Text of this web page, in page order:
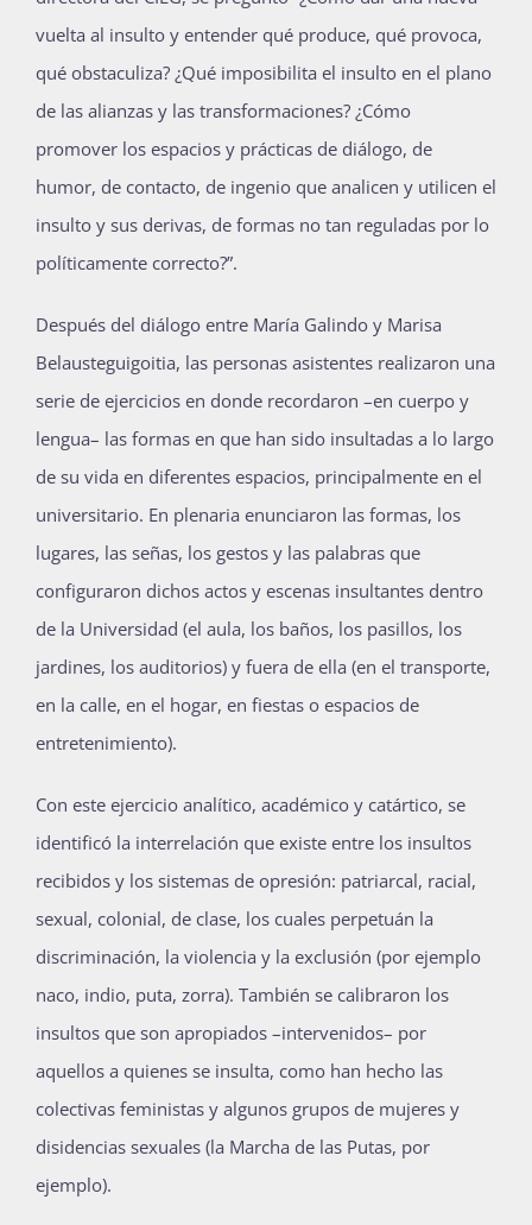
vuelta al insulto y entender qué produce, qué provoca,
qué obstaculiza? ¿Qué imposibilita el insulto en el plano
de las alianzas y las transformaciones? ¿Cómo
promover los espacios y prácticas de diálogo, de
humor, de contacto, de ingenio que analicen y utilicen el
insulto y sus derivas, de formas no tan reguladas por lo
políticamente correcto?”.
Después del diálogo entre María Galindo y Marisa
Belausteguigoitia, las personas asistentes realizaron una
serie de ejercicios en donde recordaron –en cuerpo y
lengua– las formas en que han sido insultadas a lo largo
de su vida en diferentes espacios, principalmente en el
universitario. En plenaria enunciaron las formas, los
lugares, las señas, los gestos y las palabras que
configuraron dichos actos y escenas insultantes dentro
de la Universidad (el aula, los baños, los pasillos, los
jardines, los auditorios) y fuera de ella (en el transporte,
en la calle, en el hogar, en fiestas o espacios de
entretenimiento).
Con este ejercicio analítico, académico y catártico, se
identificó la interrelación que existe entre los insultos
recibidos y los sistemas de opresión: patriarcal, racial,
sexual, colonial, de clase, los cuales perpetuán la
discriminación, la violencia y la exclusión (por ejemplo
naco, indio, puta, zorra). También se calibraron los
insultos que son apropiados –intervenidos– por
aquellos a quienes se insulta, como han hecho las
colectivas feministas y algunos grupos de mujeres y
disidencias sexuales (la Marcha de las Putas, por
ejemplo).